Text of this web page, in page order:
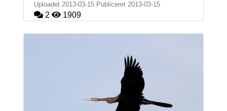
Uploadet 2013-03-15 Publiceret 2013-03-15
2 1909